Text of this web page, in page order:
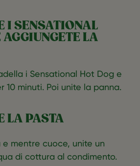
I SENSATIONAL
LA
i Sensational Hot Dog e
10 minuti. Poi unite la panna.
LA PASTA
mentre cuoce, unite un
di cottura al condimento.